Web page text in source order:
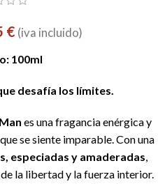
€ (iva incluido)
100ml
desafía los límites.
es una fragancia enérgica y
se siente imparable. Con una
especiadas y amaderadas,
la libertad y la fuerza interior.